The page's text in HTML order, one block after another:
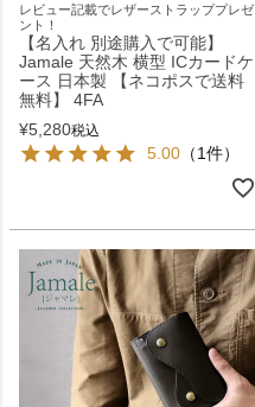
レビュー記載でレザーストラッププレゼ
ント！
【名入れ 別途購入で可能】
Jamale 天然木 横型 ICカードケ
ース 日本製 【ネコポスで送料
無料】 4FA
¥5,280税込
5.00 （1件）